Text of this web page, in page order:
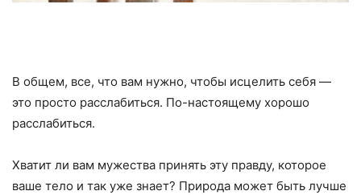
В общем, все, что вам нужно, чтобы исцелить себя —
это просто расслабиться. По-настоящему хорошо
расслабиться.
Хватит ли вам мужества принять эту правду, которое
ваше тело и так уже знает? Природа может быть лучше